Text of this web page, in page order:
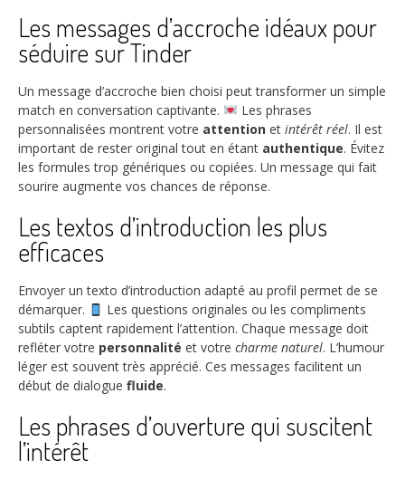
Les messages d’accroche idéaux pour
séduire sur Tinder
Un message d’accroche bien choisi peut transformer un simple
match en conversation captivante.
Les phrases
personnalisées montrent votre attention et intérêt réel. Il est
important de rester original tout en étant authentique. Évitez
les formules trop génériques ou copiées. Un message qui fait
sourire augmente vos chances de réponse.
Les textos d’introduction les plus
efficaces
Envoyer un texto d’introduction adapté au profil permet de se
démarquer.
Les questions originales ou les compliments
subtils captent rapidement l’attention. Chaque message doit
refléter votre personnalité et votre charme naturel. L’humour
léger est souvent très apprécié. Ces messages facilitent un
début de dialogue fluide.
Les phrases d’ouverture qui suscitent
l’intérêt